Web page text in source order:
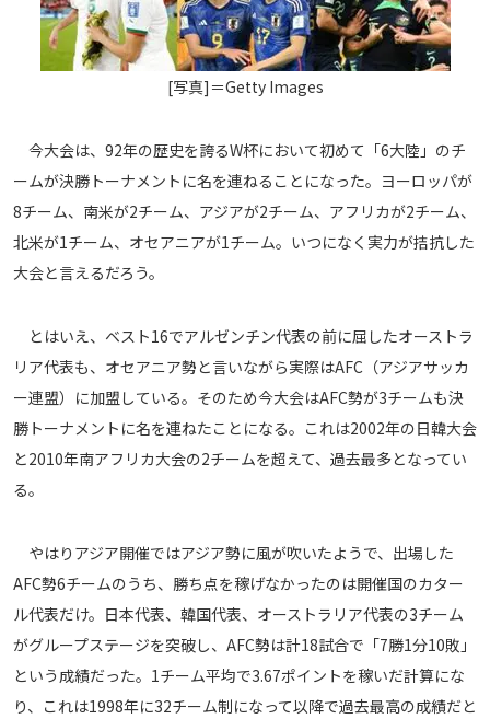
運営会社
プライバシーポリシー
お問い合わせ
© AbemaTV. Inc. All Rights Reserved.
[写真]＝Getty Images
今大会は、92年の歴史を誇るW杯において初めて「6大陸」のチ
ームが決勝トーナメントに名を連ねることになった。ヨーロッパが
8チーム、南米が2チーム、アジアが2チーム、アフリカが2チーム、
北米が1チーム、オセアニアが1チーム。いつになく実力が拮抗した
大会と言えるだろう。
とはいえ、ベスト16でアルゼンチン代表の前に屈したオーストラ
リア代表も、オセアニア勢と言いながら実際はAFC（アジアサッカ
ー連盟）に加盟している。そのため今大会はAFC勢が3チームも決
勝トーナメントに名を連ねたことになる。これは2002年の日韓大会
と2010年南アフリカ大会の2チームを超えて、過去最多となってい
る。
やはりアジア開催ではアジア勢に風が吹いたようで、出場した
AFC勢6チームのうち、勝ち点を稼げなかったのは開催国のカター
ル代表だけ。日本代表、韓国代表、オーストラリア代表の3チーム
がグループステージを突破し、AFC勢は計18試合で「7勝1分10敗」
という成績だった。1チーム平均で3.67ポイントを稼いだ計算にな
り、これは1998年に32チーム制になって以降で過去最高の成績だと